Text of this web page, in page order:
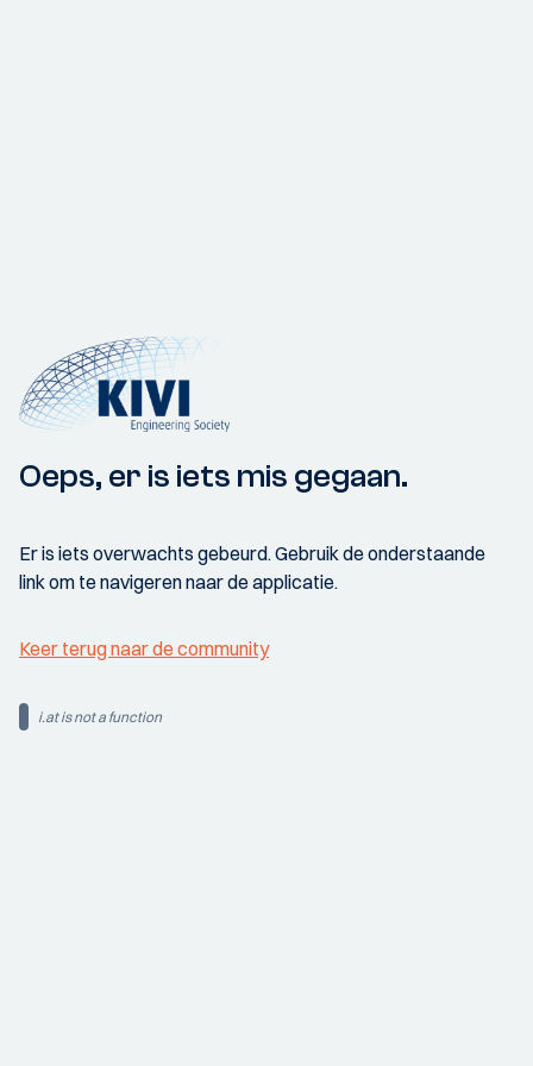
Oeps, er is iets mis gegaan.
Er is iets overwachts gebeurd. Gebruik de onderstaande
link om te navigeren naar de applicatie.
Keer terug naar de community
i.at is not a function